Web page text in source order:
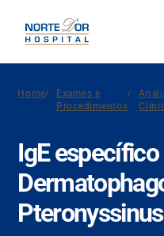
Home/
Exames e
Procedimentos
/
IgE específico
Pteronyssinus